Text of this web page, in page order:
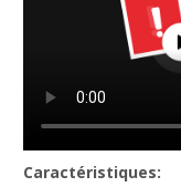
Caractéristiques: